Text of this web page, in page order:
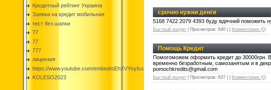
Кредитный рейтинг Украина
Заявка на кредит мобильная
тест без шапки
77
77
777
лицензия
https://www.youtube.com/embed/oEhXVYsyIcc
KOLESO2023
срочно нужни денги
5168 7422 2079 4393 буду вдячний поможить
Быстрый кредит Просмотров: 640 Комментарии (0)
Помощь Кредит
Помогоможем оформить кредит до 30000грн.
временно безработным, самозанятым и в
pomochkredits@gmail.com
Быстрый кредит Просмотров: 637 Комментарии (0)